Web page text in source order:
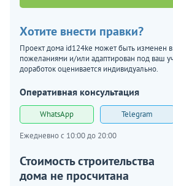
Хотите внести правки?
Проект дома id124ke может быть изменен в
пожеланиями и/или адаптирован под ваш
доработок оценивается индивидуально.
Оперативная консультация
WhatsApp Telegram
Ежедневно с 10:00 до 20:00
Стоимость строительства
дома не просчитана